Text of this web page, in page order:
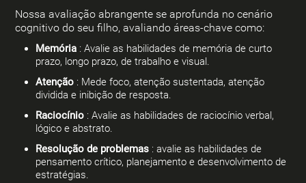
Nossa avaliação abrangente se aprofunda no cenário
cognitivo do seu filho, avaliando áreas-chave como:
Memória : Avalie as habilidades de memória de curto
prazo, longo prazo, de trabalho e visual.
Atenção : Mede foco, atenção sustentada, atenção
dividida e inibição de resposta.
Raciocínio : Avalie as habilidades de raciocínio verbal,
lógico e abstrato.
Resolução de problemas : avalie as habilidades de
pensamento crítico, planejamento e desenvolvimento de
estratégias.